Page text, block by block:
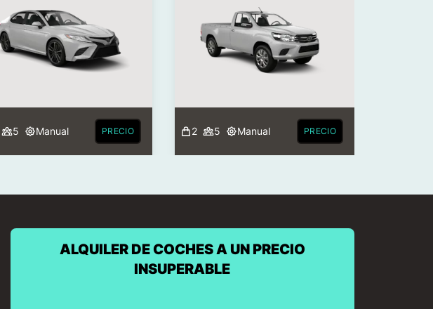
5 Manual PRECIO 2 5 Manual PRECIO
ALQUILER DE COCHES A UN PRECIO
INSUPERABLE